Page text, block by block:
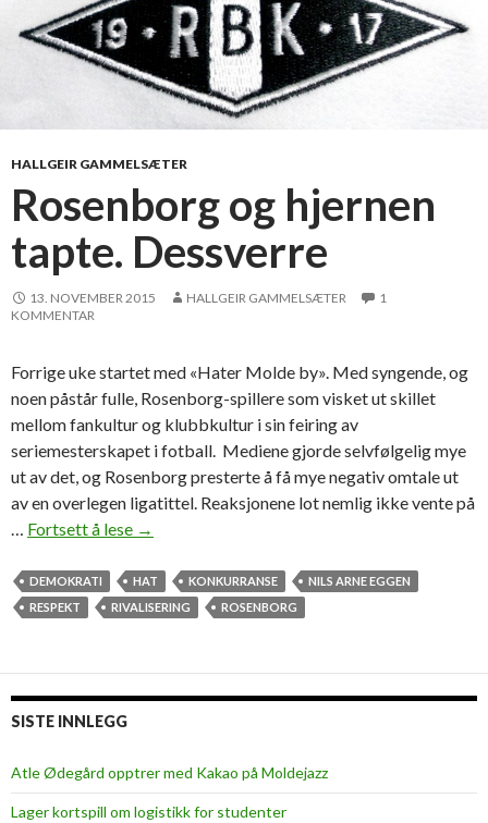
HALLGEIR GAMMELSÆTER
Rosenborg og hjernen
tapte. Dessverre
13. NOVEMBER 2015 HALLGEIR GAMMELSÆTER
1
KOMMENTAR
Forrige uke startet med «Hater Molde by». Med syngende, og
noen påstår fulle, Rosenborg-spillere som visket ut skillet
mellom fankultur og klubbkultur i sin feiring av
seriemesterskapet i fotball. Mediene gjorde selvfølgelig mye
ut av det, og Rosenborg presterte å få mye negativ omtale ut
av en overlegen ligatittel. Reaksjonene lot nemlig ikke vente på
… Fortsett å lese R
s
e
o
g
h
→
DEMOKRATI HAT KONKURRANSE
NILS ARNE EGGEN
RESPEKT
RIVALISERING ROSENBORG
SISTE INNLEGG
Atle Ødegård opptrer med Kakao på Moldejazz
Lager kortspill om logistikk for studenter